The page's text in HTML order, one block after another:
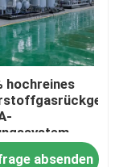
hochreines
absenden